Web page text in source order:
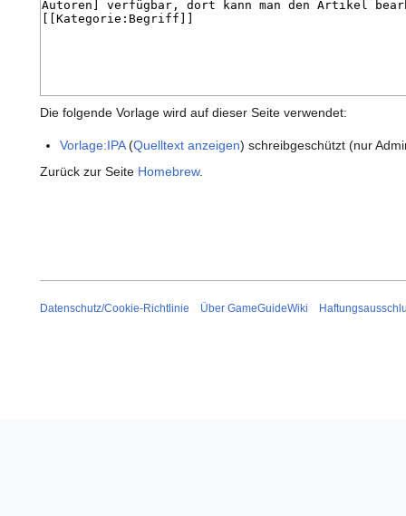
Die folgende Vorlage wird auf dieser Seite verwendet:
Vorlage:IPA(Quelltext anzeigen) schreibgeschützt (nur
Zurück zur Seite Homebrew.
Datenschutz/Cookie-Richtlinie Über GameGuideWiki